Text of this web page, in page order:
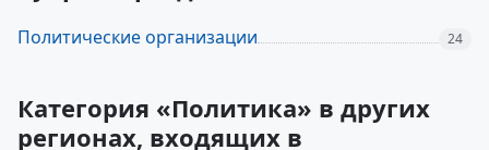
Политические организации 24
Категория «Политика» в других
регионах, входящих в